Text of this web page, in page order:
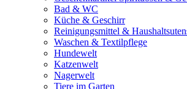
Bad & WC
Küche & Geschirr
Reinigungsmittel &
Waschen & Textilpflege
Hundewelt
Katzenwelt
Nagerwelt
Tiere im Garten